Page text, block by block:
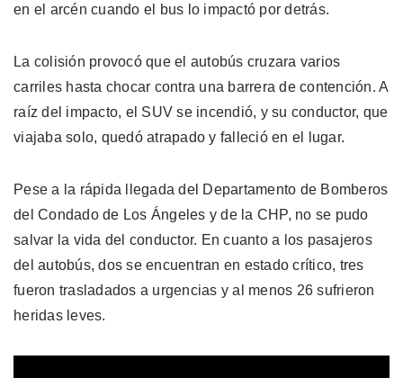
en el arcén cuando el bus lo impactó por detrás.
La colisión provocó que el autobús cruzara varios
carriles hasta chocar contra una barrera de contención. A
raíz del impacto, el SUV se incendió, y su conductor, que
viajaba solo, quedó atrapado y falleció en el lugar.
Pese a la rápida llegada del Departamento de Bomberos
del Condado de Los Ángeles y de la CHP, no se pudo
salvar la vida del conductor. En cuanto a los pasajeros
del autobús, dos se encuentran en estado crítico, tres
fueron trasladados a urgencias y al menos 26 sufrieron
heridas leves.